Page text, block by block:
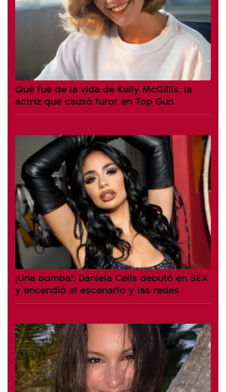
Qué fue de la vida de Kelly McGillis, la
actriz que causó furor en Top Gun
¡Una bomba!: Daniela Celis debutó en SEX
y encendió el escenario y las redes